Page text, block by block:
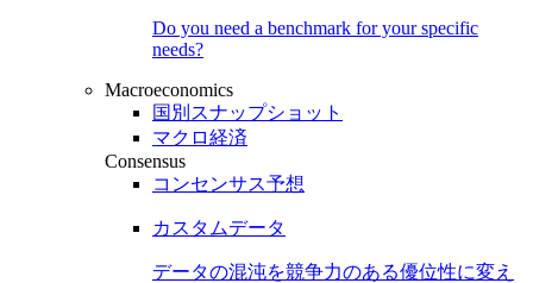
Do you need a benchmark for your specific
needs?
Macroeconomics
国別スナップショット
マクロ経済
Consensus
コンセンサス予想
カスタムデータ
データの混沌を競争力のある優位性に変え